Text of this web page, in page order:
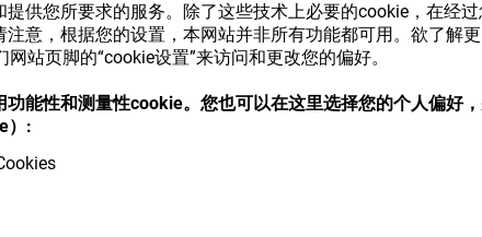
供您所要求的服务。除了这些技术上必要的cookie，在经
意，根据您的设置，本网站并非所有功能都可用。欲了解
站页脚的“cookie设置”来访问和更改您的偏好。
能性和测量性cookie。您也可以在这里选择您的个人偏好
）:
了解我们的各种眼镜光学耗材